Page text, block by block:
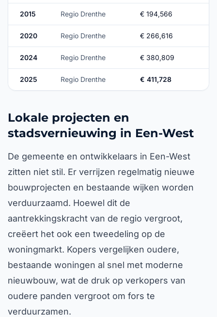
2015 Regio Drenthe € 194,566
2020 Regio Drenthe € 266,616
2024 Regio Drenthe € 380,809
2025 Regio Drenthe € 411,728
Lokale projecten en
stadsvernieuwing in Een-West
De gemeente en ontwikkelaars in Een-West
zitten niet stil. Er verrijzen regelmatig nieuwe
bouwprojecten en bestaande wijken worden
verduurzaamd. Hoewel dit de
aantrekkingskracht van de regio vergroot,
creëert het ook een tweedeling op de
woningmarkt. Kopers vergelijken oudere,
bestaande woningen al snel met moderne
nieuwbouw, wat de druk op verkopers van
oudere panden vergroot om fors te
verduurzamen.